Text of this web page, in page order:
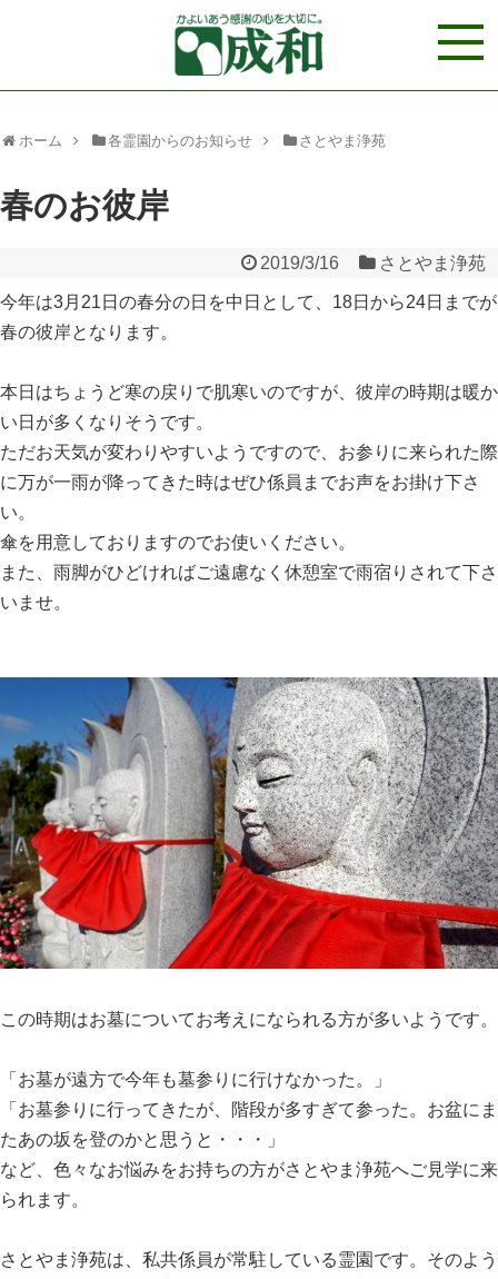
ホーム 各霊園からのお知らせ さとやま浄苑
春のお彼岸
2019/3/16 さとやま浄苑
今年は3月21日の春分の日を中日として、18日から24日までが
春の彼岸となります。
本日はちょうど寒の戻りで肌寒いのですが、彼岸の時期は暖か
い日が多くなりそうです。
ただお天気が変わりやすいようですので、お参りに来られた際
に万が一雨が降ってきた時はぜひ係員までお声をお掛け下さ
い。
傘を用意しておりますのでお使いください。
また、雨脚がひどければご遠慮なく休憩室で雨宿りされて下さ
いませ。
この時期はお墓についてお考えになられる方が多いようです。
「お墓が遠方で今年も墓参りに行けなかった。」
「お墓参りに行ってきたが、階段が多すぎて参った。お盆にま
たあの坂を登のかと思うと・・・」
など、色々なお悩みをお持ちの方がさとやま浄苑へご見学に来
られます。
さとやま浄苑は、私共係員が常駐している霊園です。そのよう